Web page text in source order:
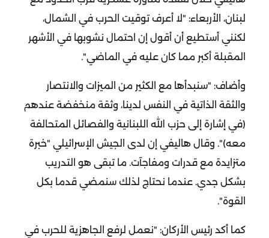
لبنان، الأربعاء: "لا أعرف توقيت الحرب في الشمال،
لكنني أستطيع أن أقول إن احتمال نشوبها في الأشهر
المقبلة أكبر مما كان عليه في الماضي".
وأضاف: "سنبدأها مع الكثير من الميزات والانتصار
والثقة الذاتية في النفس لدينا، وثقة منخفضة عندهم
(في إشارة إلى حزب الله اللبنانية والفصائل المتحالفة
معه)". وقال هاليفي إن لدى الجيش الإسرائيلي "خبرة
متزايدة مع قدرات ومفاجآت. ما تبقى هو التدريب
بشكل جدي. عندما نحتاج لذلك سنمضي قدما بكل
القوة".
كما أكد رئيس الأركان: "نعمل لرفع الجاهزية للحرب في